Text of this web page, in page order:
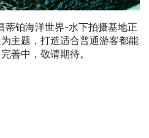
铂海洋世界-水下拍摄基地正
主题，打造适合普通游客都能
善中，敬请期待。